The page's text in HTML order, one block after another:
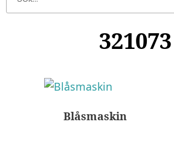
321073
Blåsmaskin